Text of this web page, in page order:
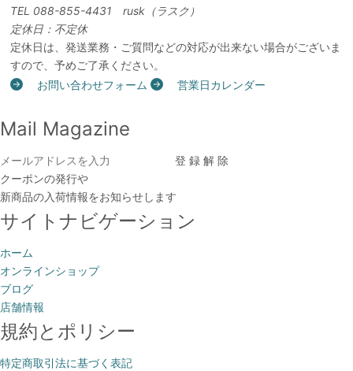
TEL 088-855-4431 rusk（ラスク）
定休日：不定休
定休日は、発送業務・ご質問などの対応が出来ない場合がございま
すので、予めご了承ください。
お問い合わせフォーム
営業日カレンダー
Mail Magazine
クーポンの発行や
新商品の入荷情報をお知らせします
サイトナビゲーション
ホーム
オンラインショップ
ブログ
店舗情報
規約とポリシー
特定商取引法に基づく表記